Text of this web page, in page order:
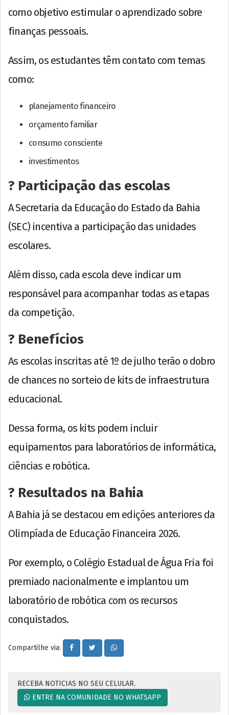
como objetivo estimular o aprendizado sobre
finanças pessoais.
Assim, os estudantes têm contato com temas
como:
planejamento financeiro
orçamento familiar
consumo consciente
investimentos
? Participação das escolas
A Secretaria da Educação do Estado da Bahia
(SEC) incentiva a participação das unidades
escolares.
Além disso, cada escola deve indicar um
responsável para acompanhar todas as etapas
da competição.
? Benefícios
As escolas inscritas até 1º de julho terão o dobro
de chances no sorteio de kits de infraestrutura
educacional.
Dessa forma, os kits podem incluir
equipamentos para laboratórios de informática,
ciências e robótica.
? Resultados na Bahia
A Bahia já se destacou em edições anteriores da
Olimpíada de Educação Financeira 2026.
Por exemplo, o Colégio Estadual de Água Fria foi
premiado nacionalmente e implantou um
laboratório de robótica com os recursos
conquistados.
Compartilhe via:
RECEBA NOTICIAS NO SEU CELULAR.
ENTRE NA COMUNIDADE NO WHATSAPP